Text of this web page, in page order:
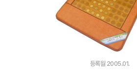
등록월 2005.01.